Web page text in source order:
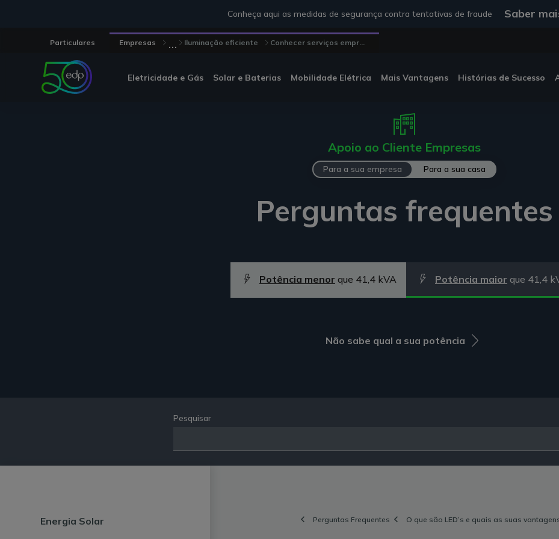
Conheça aqui as medidas de segurança contra tentativas de fraude Saber
Particulares Empresas ... Iluminação eficiente Conhecer serviços empr...
Eletricidade e Gás Solar e Baterias Mobilidade Elétrica Mais Vantagens Histórias de Sucesso
Apoio ao Cliente Empresas
Para a sua empresa Para a sua casa
Perguntas frequentes
Potência menor que 41,4 kVA Potência maior que 41,4
Não sabe qual a sua potência
Pesquisar
Energia Solar Perguntas Frequentes O que são LED’s e quais as suas